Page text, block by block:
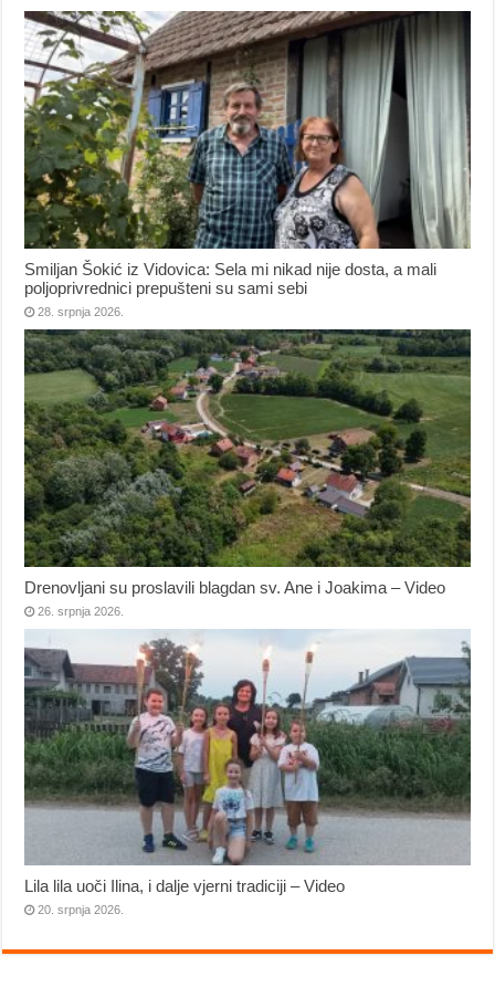
Smiljan Šokić iz Vidovica: Sela mi nikad nije dosta, a mali
poljoprivrednici prepušteni su sami sebi
28. srpnja 2026.
Drenovljani su proslavili blagdan sv. Ane i Joakima – Video
26. srpnja 2026.
Lila lila uoči Ilina, i dalje vjerni tradiciji – Video
20. srpnja 2026.